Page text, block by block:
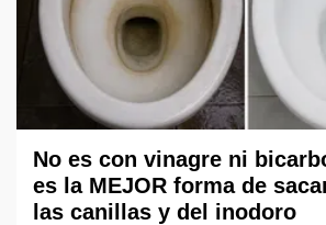
No es con vinagre ni
es la MEJOR forma de
las canillas y del inodoro